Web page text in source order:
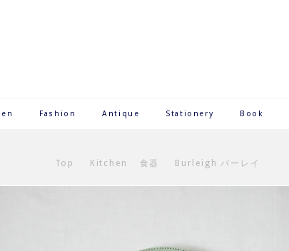
Fashion Antique Stationery Book
Top Kitchen 食器 Burleigh バーレイ